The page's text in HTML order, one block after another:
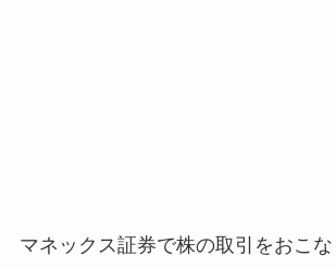
マネックス証券で株の取引をおこ